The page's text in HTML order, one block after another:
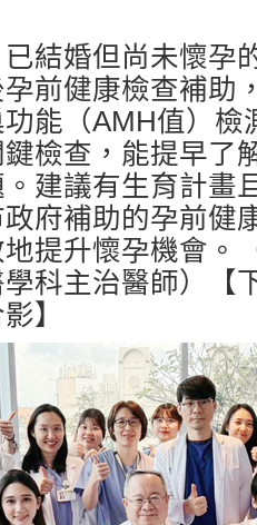
結婚但尚未懷孕
前健康檢查補助
能（AMH值）檢
檢查，能提早了
建議有生育計畫
府補助的孕前健
提升懷孕機會。
科主治醫師）【
】